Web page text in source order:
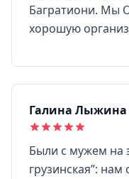
Багратиони.
хорошую
Галина Лыжина
Были с мужем на
грузинская”: